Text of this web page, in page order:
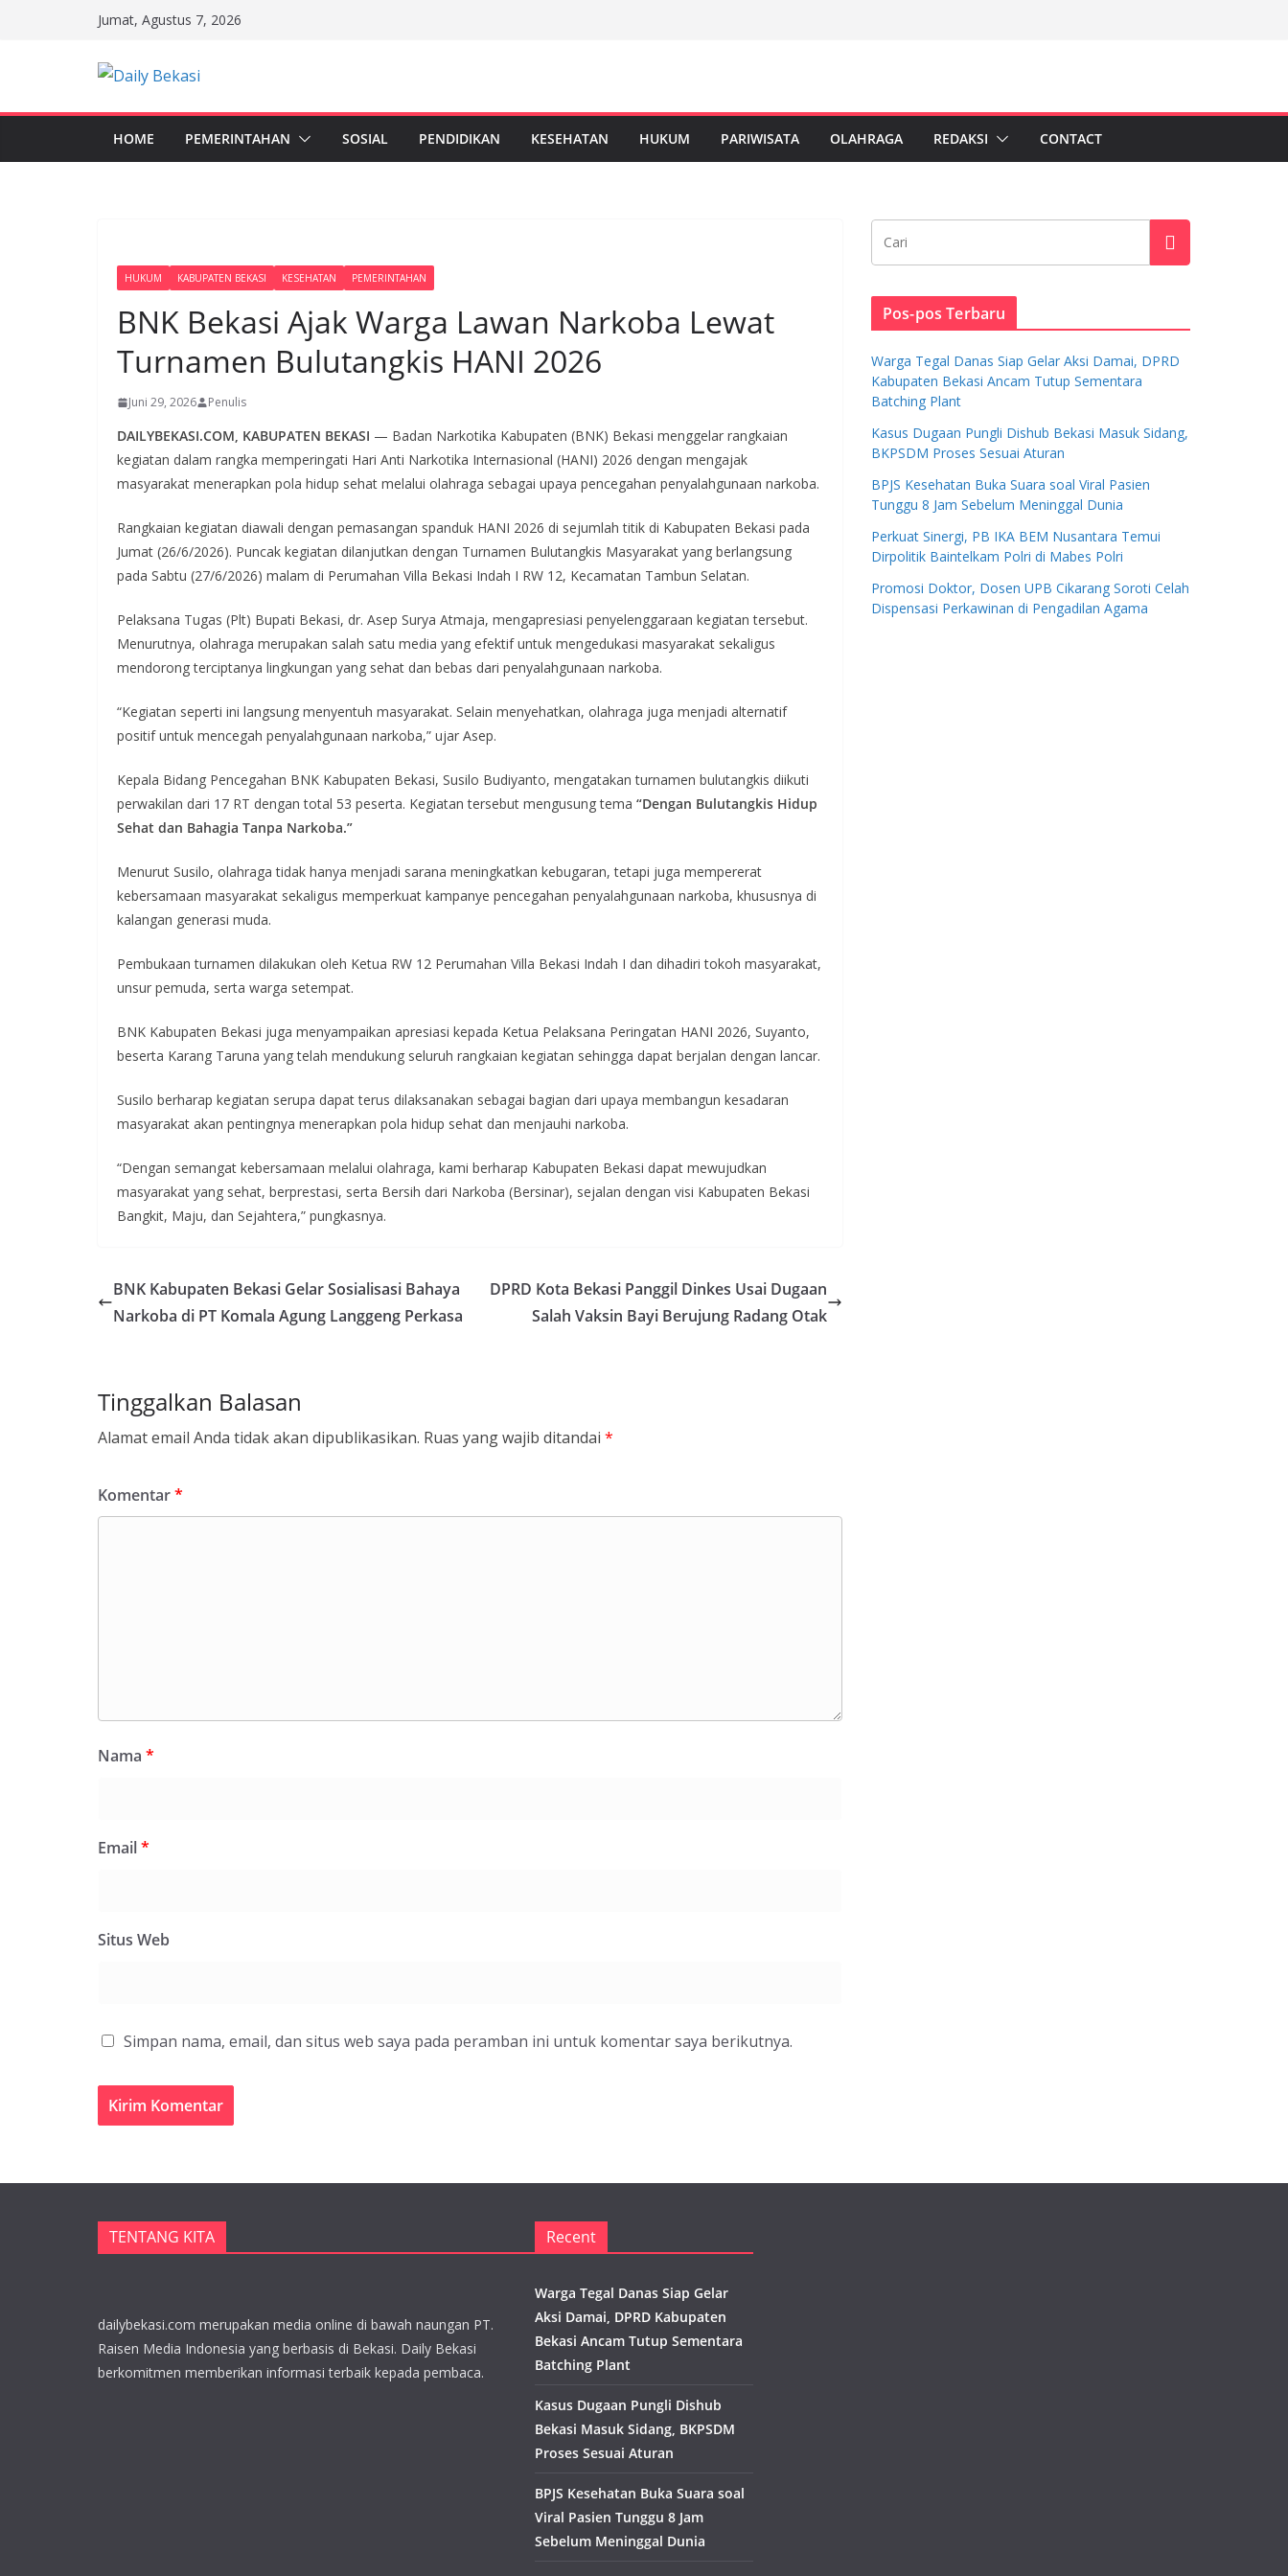
Jumat, Agustus 7, 2026
HOME PEMERINTAHAN SOSIAL PENDIDIKAN KESEHATAN HUKUM PARIWISATA OLAHRAGA REDAKSI CONTACT
HUKUM KABUPATEN BEKASI KESEHATAN PEMERINTAHAN
BNK Bekasi Ajak Warga Lawan Narkoba Lewat
Turnamen Bulutangkis HANI 2026
Juni 29, 2026 Penulis
DAILYBEKASI.COM, KABUPATEN BEKASI — Badan Narkotika Kabupaten (BNK) Bekasi menggelar rangkaian
kegiatan dalam rangka memperingati Hari Anti Narkotika Internasional (HANI) 2026 dengan mengajak
masyarakat menerapkan pola hidup sehat melalui olahraga sebagai upaya pencegahan penyalahgunaan narkoba.
Rangkaian kegiatan diawali dengan pemasangan spanduk HANI 2026 di sejumlah titik di Kabupaten Bekasi pada
Jumat (26/6/2026). Puncak kegiatan dilanjutkan dengan Turnamen Bulutangkis Masyarakat yang berlangsung
pada Sabtu (27/6/2026) malam di Perumahan Villa Bekasi Indah I RW 12, Kecamatan Tambun Selatan.
Pelaksana Tugas (Plt) Bupati Bekasi, dr. Asep Surya Atmaja, mengapresiasi penyelenggaraan kegiatan tersebut.
Menurutnya, olahraga merupakan salah satu media yang efektif untuk mengedukasi masyarakat sekaligus
mendorong terciptanya lingkungan yang sehat dan bebas dari penyalahgunaan narkoba.
“Kegiatan seperti ini langsung menyentuh masyarakat. Selain menyehatkan, olahraga juga menjadi alternatif
positif untuk mencegah penyalahgunaan narkoba,” ujar Asep.
Kepala Bidang Pencegahan BNK Kabupaten Bekasi, Susilo Budiyanto, mengatakan turnamen bulutangkis diikuti
perwakilan dari 17 RT dengan total 53 peserta. Kegiatan tersebut mengusung tema “Dengan Bulutangkis Hidup
Sehat dan Bahagia Tanpa Narkoba.”
Menurut Susilo, olahraga tidak hanya menjadi sarana meningkatkan kebugaran, tetapi juga mempererat
kebersamaan masyarakat sekaligus memperkuat kampanye pencegahan penyalahgunaan narkoba, khususnya di
kalangan generasi muda.
Pembukaan turnamen dilakukan oleh Ketua RW 12 Perumahan Villa Bekasi Indah I dan dihadiri tokoh masyarakat,
unsur pemuda, serta warga setempat.
BNK Kabupaten Bekasi juga menyampaikan apresiasi kepada Ketua Pelaksana Peringatan HANI 2026, Suyanto,
beserta Karang Taruna yang telah mendukung seluruh rangkaian kegiatan sehingga dapat berjalan dengan lancar.
Susilo berharap kegiatan serupa dapat terus dilaksanakan sebagai bagian dari upaya membangun kesadaran
masyarakat akan pentingnya menerapkan pola hidup sehat dan menjauhi narkoba.
“Dengan semangat kebersamaan melalui olahraga, kami berharap Kabupaten Bekasi dapat mewujudkan
masyarakat yang sehat, berprestasi, serta Bersih dari Narkoba (Bersinar), sejalan dengan visi Kabupaten Bekasi
Bangkit, Maju, dan Sejahtera,” pungkasnya.
BNK Kabupaten Bekasi Gelar Sosialisasi Bahaya
Narkoba di PT Komala Agung Langgeng Perkasa
DPRD Kota Bekasi Panggil Dinkes Usai Dugaan
Salah Vaksin Bayi Berujung Radang Otak
Tinggalkan Balasan
Alamat email Anda tidak akan dipublikasikan. Ruas yang wajib ditandai *
Komentar*
Nama *
Email*
Situs Web
Simpan nama, email, dan situs web saya pada peramban ini untuk komentar saya berikutnya.
Pos-pos Terbaru
Warga Tegal Danas Siap Gelar Aksi Damai, DPRD
Kabupaten Bekasi Ancam Tutup Sementara
Batching Plant
Kasus Dugaan Pungli Dishub Bekasi Masuk Sidang,
BKPSDM Proses Sesuai Aturan
BPJS Kesehatan Buka Suara soal Viral Pasien
Tunggu 8 Jam Sebelum Meninggal Dunia
Perkuat Sinergi, PB IKA BEM Nusantara Temui
Dirpolitik Baintelkam Polri di Mabes Polri
Promosi Doktor, Dosen UPB Cikarang Soroti Celah
Dispensasi Perkawinan di Pengadilan Agama
TENTANG KITA
dailybekasi.com merupakan media online di bawah naungan PT.
Raisen Media Indonesia yang berbasis di Bekasi. Daily Bekasi
berkomitmen memberikan informasi terbaik kepada pembaca.
Recent
Warga Tegal Danas Siap Gelar
Aksi Damai, DPRD Kabupaten
Bekasi Ancam Tutup Sementara
Batching Plant
Kasus Dugaan Pungli Dishub
Bekasi Masuk Sidang, BKPSDM
Proses Sesuai Aturan
BPJS Kesehatan Buka Suara soal
Viral Pasien Tunggu 8 Jam
Sebelum Meninggal Dunia